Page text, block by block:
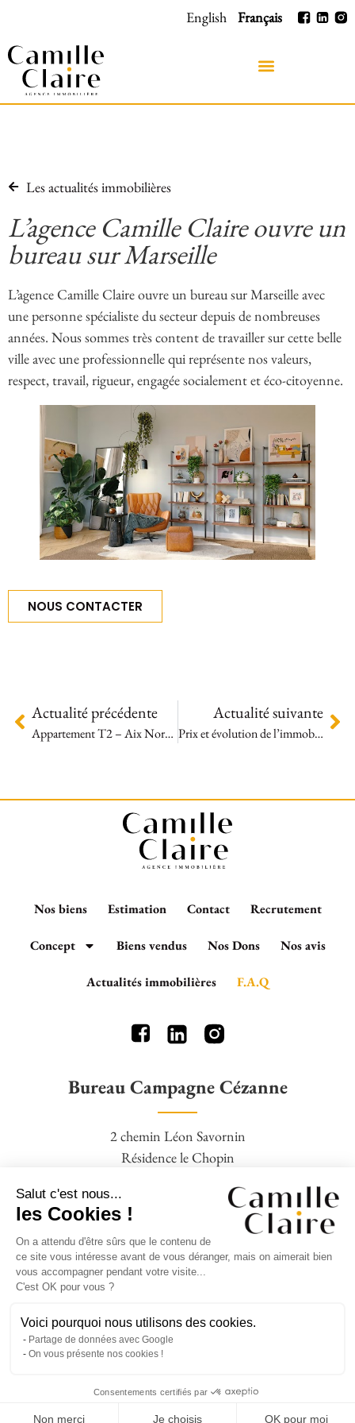
English Français
Les actualités immobilières
L’agence Camille Claire ouvre un
bureau sur Marseille
L’agence Camille Claire ouvre un bureau sur Marseille avec
une personne spécialiste du secteur depuis de nombreuses
années. Nous sommes très content de travailler sur cette belle
ville avec une professionnelle qui représente nos valeurs,
respect, travail, rigueur, engagée socialement et éco-citoyenne.
NOUS CONTACTER
Actualité précédente
Appartement T2 – Aix Nord – 39m² Avec Jardin Chez Camille Claire
Actualité suivante
Prix et évolution de l’immobilier sur Aix-en-Provence en 2026
Nos biens Estimation Contact Recrutement
Concept Biens vendus Nos Dons Nos avis
Actualités immobilières F.A.Q
Bureau Campagne Cézanne
2 chemin Léon Savornin
Résidence le Chopin
04 42 95 77 16 – 06 09 88 19 28
Agence Square Pigonnet
Clos Bernadettes,
13090 Aix en Provence
Mentions légales–Barème d’honoraires
Salut c'est nous...
les Cookies !
On a attendu d'être sûrs que le contenu de
ce site vous intéresse avant de vous déranger, mais on aimerait bien
vous accompagner pendant votre visite...
C'est OK pour vous ?
Voici pourquoi nous utilisons des cookies.
Partage de données avec Google
On vous présente nos cookies !
Consentements certifiés par
Non merci Je choisis OK pour moi